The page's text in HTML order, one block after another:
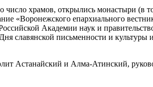
храмов, открылись монастыри (в
«Воронежского епархиального
Академии наук и
славянской письменности и
Астанайский и Алма-Атинский,